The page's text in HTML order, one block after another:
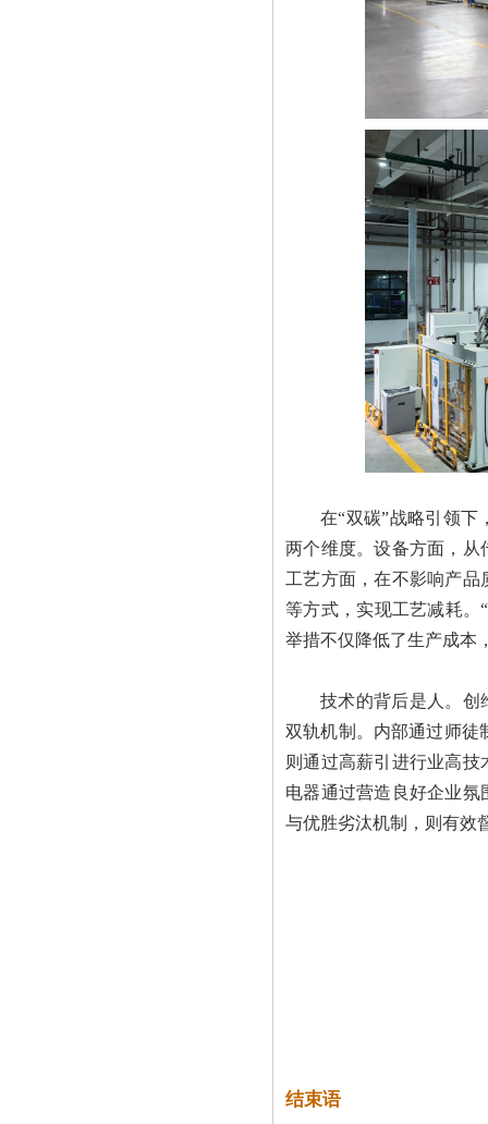
在“双碳”战略引领
两个维度。设备方面，
工艺方面，在不影响产品
等方式，实现工艺减耗。
举措不仅降低了生产成本
技术的背后是人。创
双轨机制。内部通过师徒
则通过高薪引进行业高
电器通过营造良好企业
与优胜劣汰机制，则有效
结束语